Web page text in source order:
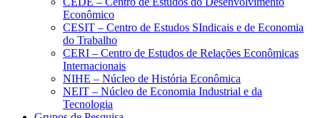
Econômico
CESIT – Centro de Estudos SIndicais e de Economia
do Trabalho
CERI – Centro de Estudos de Relações Econômicas
Internacionais
NIHE – Núcleo de História Econômica
NEIT – Núcleo de Economia Industrial e da
Tecnologia